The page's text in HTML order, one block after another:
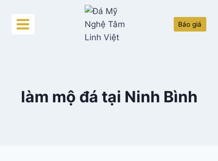
content
Báo giá
làm mộ đá tại Ninh Bình